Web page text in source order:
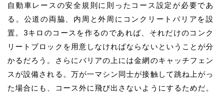
自動車レースの安全規則に則ったコース設定が必要であ
る。公道の両脇、内周と外周にコンクリートバリアを設
置。3キロのコースを作るのであれば、それだけのコンク
リートブロックを用意しなければならないということが分
かるだろう。さらにバリアの上には金網のキャッチフェン
スが設備される。万が一マシン同士が接触して跳ね上がっ
た場合にも、コース外に飛び出さないようにするためだ。